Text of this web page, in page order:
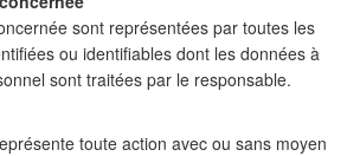
sont représentées par toutes les
ou identifiables dont les données à
sont traitées par le responsable.
toute action avec ou sans moyen